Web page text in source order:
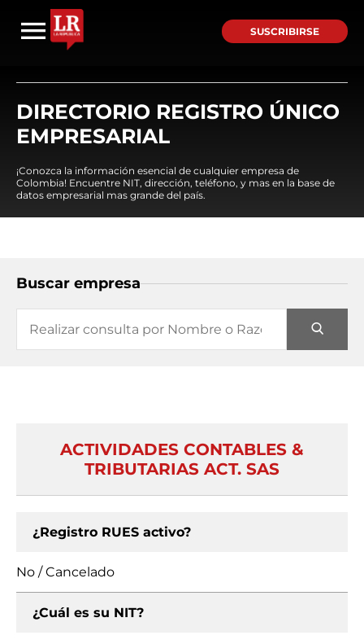
SUSCRIBIRSE
DIRECTORIO REGISTRO ÚNICO
EMPRESARIAL
¡Conozca la información esencial de cualquier empresa de
Colombia! Encuentre NIT, dirección, teléfono, y mas en la base de
datos empresarial mas grande del país.
Buscar empresa
ACTIVIDADES CONTABLES &
TRIBUTARIAS ACT. SAS
¿Registro RUES activo?
No / Cancelado
¿Cuál es su NIT?